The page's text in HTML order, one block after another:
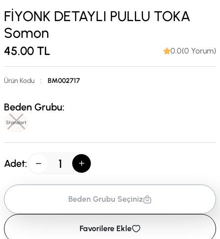
FİYONK DETAYLI PULLU TOKA
Somon
45.00 TL 0.0(0 Yorum)
Ürün Kodu : BM002717
Beden Grubu:
Standart
Adet:
Beden Grubu Seçiniz
Favorilere Ekle